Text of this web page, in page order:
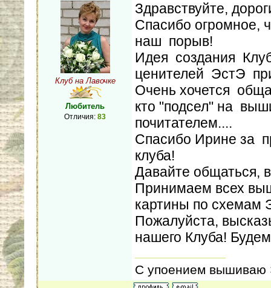
Клуб на Лавочке
Любитель
Отличия: 83
Здравствуйте,
Спасибо огромное,
наш порыв!
Идея создания
ценителей ЭстЭ
Очень хочется
кто "подсел" на
почитателем....
Спасибо Ирине за
клуба!
Давайте общаться,
Принимаем всех
картины по схемам
Пожалуйста,
нашего Клуба!
С упоением вышиваю